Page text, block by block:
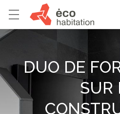
DUO DE
SUR